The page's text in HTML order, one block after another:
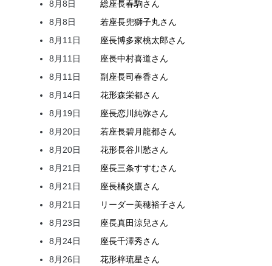
8月8日
総座長春駒さん
8月8日
若座長兜獅子丸さん
8月11日
座長博多家桃太郎さん
8月11日
座長中村喜道さん
8月11日
副座長司春香さん
8月14日
花形森栄都さん
8月19日
座長恋川純弥さん
8月20日
若座長碧月龍都さん
8月20日
花形長谷川愁さん
8月21日
座長三条すすむさん
8月21日
座長橘炎鷹さん
8月21日
リーダー美穂裕子さん
8月23日
座長真田涼兒さん
8月24日
座長千澤秀さん
8月26日
花形梓琉星さん